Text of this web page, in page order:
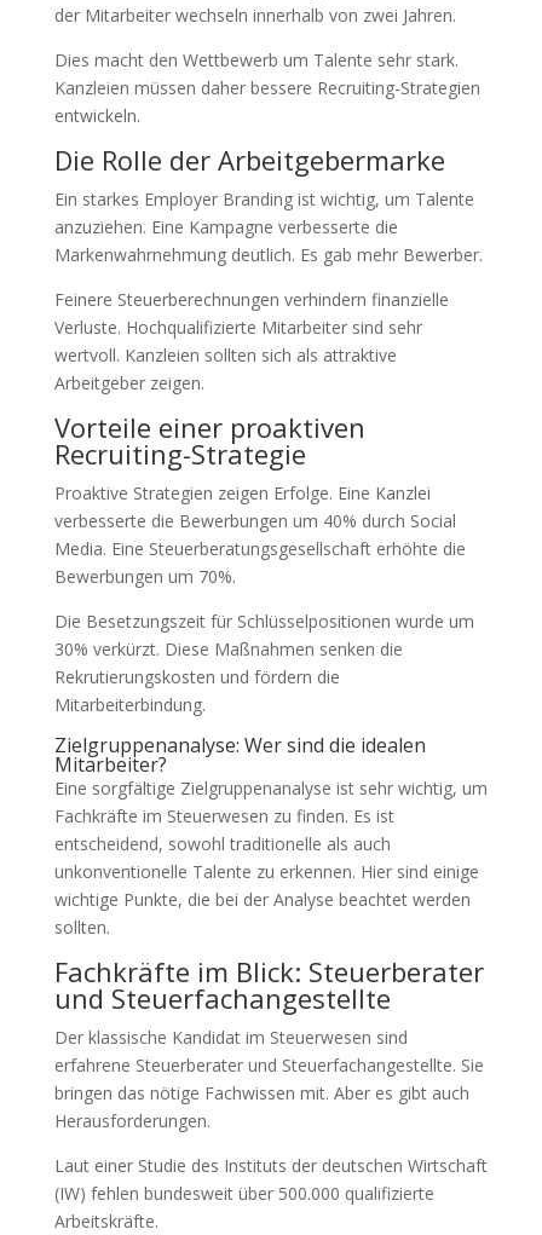
der Mitarbeiter wechseln innerhalb von zwei Jahren.
Dies macht den Wettbewerb um Talente sehr stark.
Kanzleien müssen daher bessere Recruiting-Strategien
entwickeln.
Die Rolle der Arbeitgebermarke
Ein starkes Employer Branding ist wichtig, um Talente
anzuziehen. Eine Kampagne verbesserte die
Markenwahrnehmung deutlich. Es gab mehr Bewerber.
Feinere Steuerberechnungen verhindern finanzielle
Verluste. Hochqualifizierte Mitarbeiter sind sehr
wertvoll. Kanzleien sollten sich als attraktive
Arbeitgeber zeigen.
Vorteile einer proaktiven
Recruiting-Strategie
Proaktive Strategien zeigen Erfolge. Eine Kanzlei
verbesserte die Bewerbungen um 40% durch Social
Media. Eine Steuerberatungsgesellschaft erhöhte die
Bewerbungen um 70%.
Die Besetzungszeit für Schlüsselpositionen wurde um
30% verkürzt. Diese Maßnahmen senken die
Rekrutierungskosten und fördern die
Mitarbeiterbindung.
Zielgruppenanalyse: Wer sind die idealen
Mitarbeiter?
Eine sorgfältige Zielgruppenanalyse ist sehr wichtig, um
Fachkräfte im Steuerwesen zu finden. Es ist
entscheidend, sowohl traditionelle als auch
unkonventionelle Talente zu erkennen. Hier sind einige
wichtige Punkte, die bei der Analyse beachtet werden
sollten.
Fachkräfte im Blick: Steuerberater
und Steuerfachangestellte
Der klassische Kandidat im Steuerwesen sind
erfahrene Steuerberater und Steuerfachangestellte. Sie
bringen das nötige Fachwissen mit. Aber es gibt auch
Herausforderungen.
Laut einer Studie des Instituts der deutschen Wirtschaft
(IW) fehlen bundesweit über 500.000 qualifizierte
Arbeitskräfte.